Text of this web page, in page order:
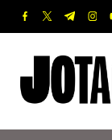
Saltar
contenido
facebook.com
twitter.com
t.me
o
t
revista
de
Informada